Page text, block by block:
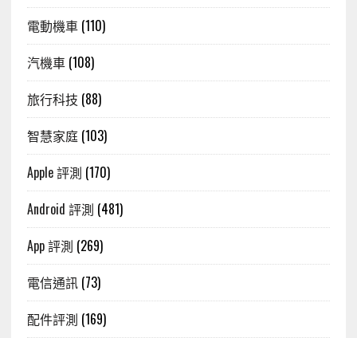
電動機車(110)
汽機車(108)
旅行科技 (88)
智慧家庭(103)
Apple 評測 (170)
Android 評測 (481)
App 評測 (269)
電信通訊(73)
配件評測 (169)